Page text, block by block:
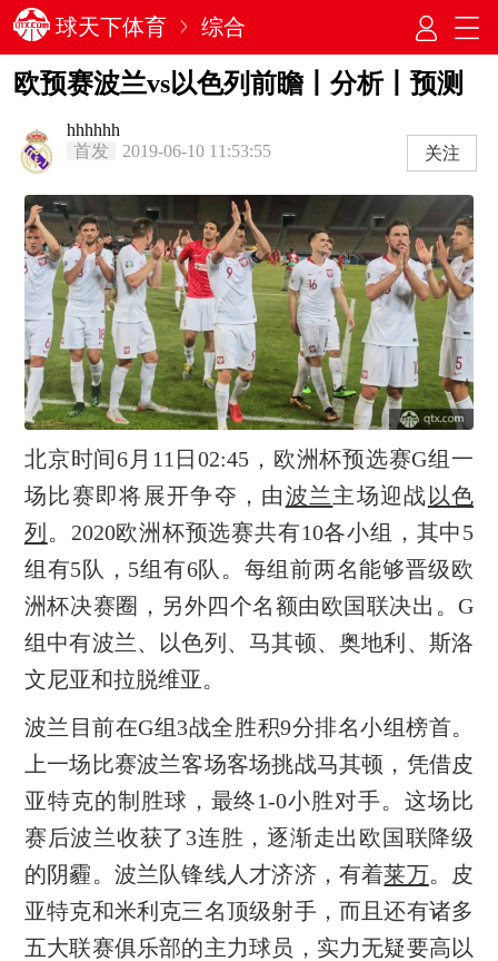
球天下体育 综合
欧预赛波兰vs以色列前瞻丨分析丨预测
hhhhhh
首发
2019-06-10 11:53:55 关注
北京时间6月11日02:45，欧洲杯预选赛G组一
场比赛即将展开争夺，由波兰主场迎战 以色
列 。2020欧洲杯预选赛共有10各小组，其中5
组有5队，5组有6队。每组前两名能够晋级欧
洲杯决赛圈，另外四个名额由欧国联决出。G
组中有波兰、以色列、马其顿、奥地利、斯洛
文尼亚和拉脱维亚。
波兰目前在G组3战全胜积9分排名小组榜首。
上一场比赛波兰客场客场挑战马其顿，凭借皮
亚特克的制胜球，最终1-0小胜对手。这场比
赛后波兰收获了3连胜，逐渐走出欧国联降级
的阴霾。波兰队锋线人才济济，有着莱万。皮
亚特克和米利克三名顶级射手，而且还有诸多
五大联赛俱乐部的主力球员，实力无疑要高以